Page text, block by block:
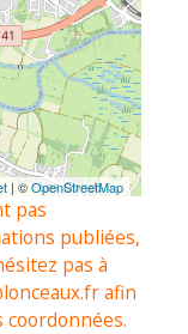
| ©OpenStreetMap
pas
publiées,
pas à
afin
coordonnées.